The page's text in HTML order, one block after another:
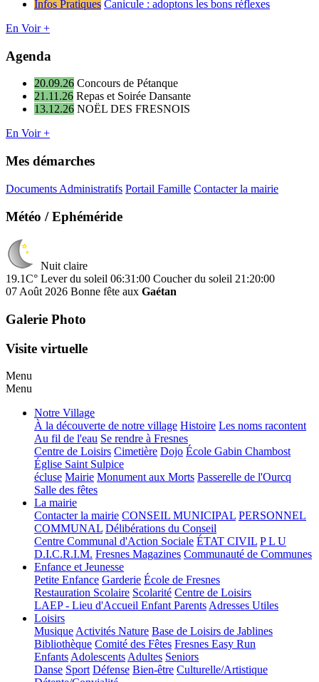
Infos Pratiques Canicule : adoptons les bons réflexes
En Voir +
Agenda
20.09.26 Concours de Pétanque
21.11.26 Repas et Soirée Dansante
13.12.26 NOËL DES FRESNOIS
En Voir +
Mes démarches
Documents Administratifs Portail Famille Contacter la mairie
Météo / Ephéméride
Nuit claire
19.1C° Lever du soleil 06:31:00 Coucher du soleil 21:20:00
07 Août 2026 Bonne fête aux Gaétan
Galerie Photo
Visite virtuelle
Menu
Menu
Notre Village
À la découverte de notre village Histoire Les noms racontent
Au fil de l'eau Se rendre à Fresnes
Centre de Loisirs Cimetière Dojo École Gabin Chambost
Église Saint Sulpice
écluse Mairie Monument aux Morts Passerelle de l'Ourcq
Salle des fêtes
La mairie
Contacter la mairie CONSEIL MUNICIPAL PERSONNEL
COMMUNAL Délibérations du Conseil
Centre Communal d'Action Sociale ÉTAT CIVIL P L U
D.I.C.R.I.M. Fresnes Magazines Communauté de Communes
Enfance et Jeunesse
Petite Enfance Garderie École de Fresnes
Restauration Scolaire Scolarité Centre de Loisirs
LAEP - Lieu d'Accueil Enfant ParentsAdresses Utiles
Loisirs
MusiqueActivités Nature Base de Loisirs de Jablines
Bibliothèque Comité des Fêtes Fresnes Easy Run
EnfantsAdolescentsAdultes Seniors
Danse Sport Défense Bien-être Culturelle/Artistique